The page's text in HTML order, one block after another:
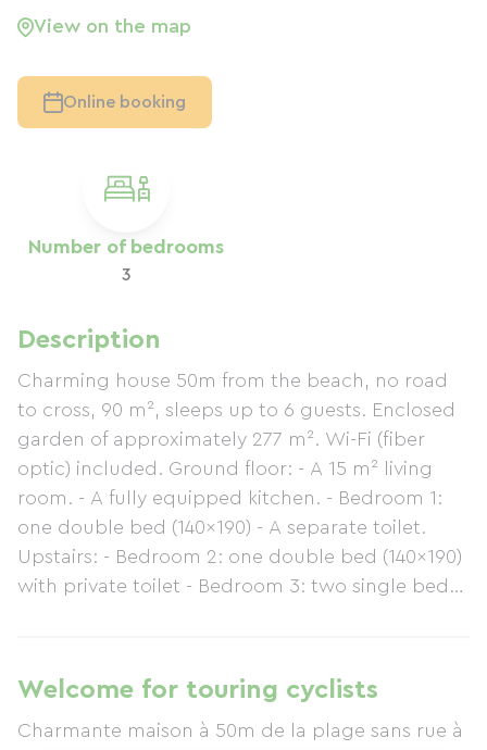
Number of bedrooms
3
Description
Charming house 50m from the beach, no road
to cross, 90 m², sleeps up to 6 guests. Enclosed
garden of approximately 277 m². Wi-Fi (fiber
optic) included. Ground floor: - A 15 m² living
room. - A fully equipped kitchen. - Bedroom 1:
one double bed (140x190) - A separate toilet.
Upstairs: - Bedroom 2: one double bed (140x190)
with private toilet - Bedroom 3: two single beds -
near the house) and beach 50m away - Water
sports - Hiking - The Promenade des Français, a
pedestrian walkway along the beach, is ideal for
Welcome for touring cyclists
Charmante maison à 50m de la plage sans rue à
View on the map
Online booking